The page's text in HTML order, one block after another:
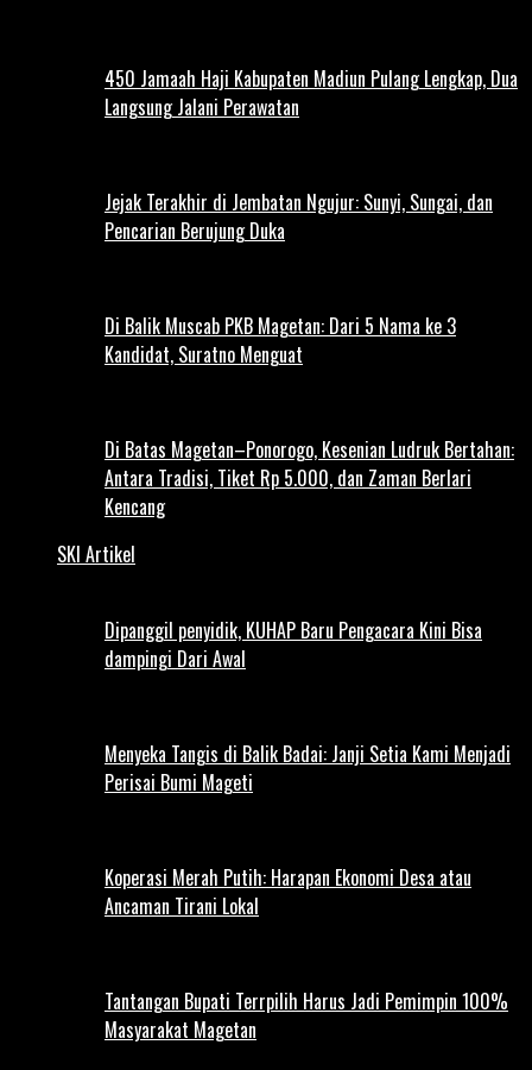
450 Jamaah Haji Kabupaten Madiun Pulang Lengkap, Dua
Langsung Jalani Perawatan
Jejak Terakhir di Jembatan Ngujur: Sunyi, Sungai, dan
Pencarian Berujung Duka
Di Balik Muscab PKB Magetan: Dari 5 Nama ke 3
Kandidat, Suratno Menguat
Di Batas Magetan–Ponorogo, Kesenian Ludruk Bertahan:
Antara Tradisi, Tiket Rp 5.000, dan Zaman Berlari
Kencang
SKI Artikel
Dipanggil penyidik, KUHAP Baru Pengacara Kini Bisa
dampingi Dari Awal
Menyeka Tangis di Balik Badai: Janji Setia Kami Menjadi
Perisai Bumi Mageti
Koperasi Merah Putih: Harapan Ekonomi Desa atau
Ancaman Tirani Lokal
Tantangan Bupati Terrpilih Harus Jadi Pemimpin 100%
Masyarakat Magetan